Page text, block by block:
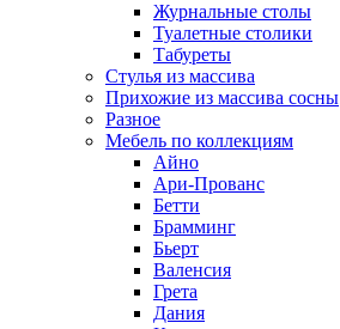
Журнальные столы
Туалетные столики
Табуреты
Стулья из массива
Прихожие из массива сосны
Разное
Мебель по коллекциям
Айно
Ари-Прованс
Бетти
Брамминг
Бьерт
Валенсия
Грета
Дания